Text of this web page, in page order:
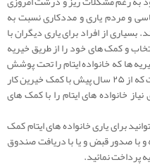
و مردم یاری و مددکاری نسبت به
از افراد برای یاری دیگران با
و کمک های خود را از طریق خیریه
ها که خانواده ایتام را تحت پوشش
دارد موسسه خیریه مهدی موعود (عج) است که از ۲۵ سال پیش با کمک خیرین کار
خانواده های ایتام را با کمک های
برای یاری خانواده های ایتام کمک
با صدور قبض و یا با دریافت صندوق
پرداخت نمائید.